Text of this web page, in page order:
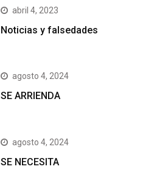
abril 4, 2023
Noticias y falsedades
agosto 4, 2024
SE ARRIENDA
agosto 4, 2024
SE NECESITA